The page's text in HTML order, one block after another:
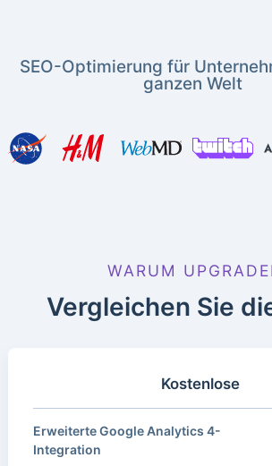
SEO-Optimierung für
ganzen Welt
WARUM
Vergleichen Sie
Kostenlose
Erweiterte Google Analytics 4-
Integration